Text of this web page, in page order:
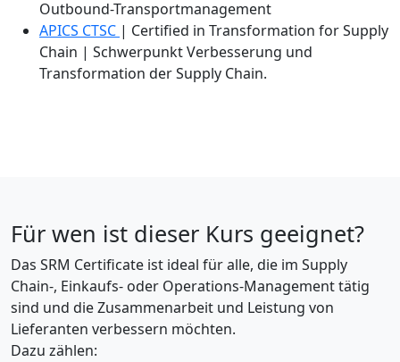
Outbound-Transportmanagement
APICS CTSC | Certified in Transformation for Supply
Chain | Schwerpunkt Verbesserung und
Transformation der Supply Chain.
Für wen ist dieser Kurs geeignet?
Das SRM Certificate ist ideal für alle, die im Supply
Chain-, Einkaufs- oder Operations-Management tätig
sind und die Zusammenarbeit und Leistung von
Lieferanten verbessern möchten.
Dazu zählen: